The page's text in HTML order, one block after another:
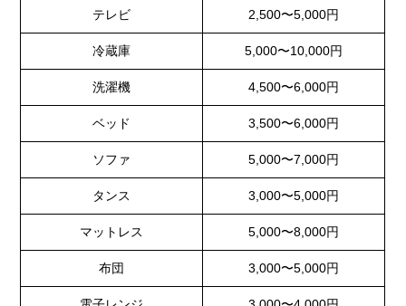
テレビ 2,500〜5,000円
冷蔵庫 5,000〜10,000円
洗濯機 4,500〜6,000円
ベッド 3,500〜6,000円
ソファ 5,000〜7,000円
タンス 3,000〜5,000円
マットレス 5,000〜8,000円
布団 3,000〜5,000円